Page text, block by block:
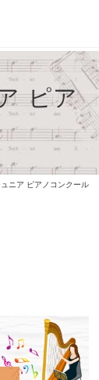
ピア
ニア ピアノコンクール